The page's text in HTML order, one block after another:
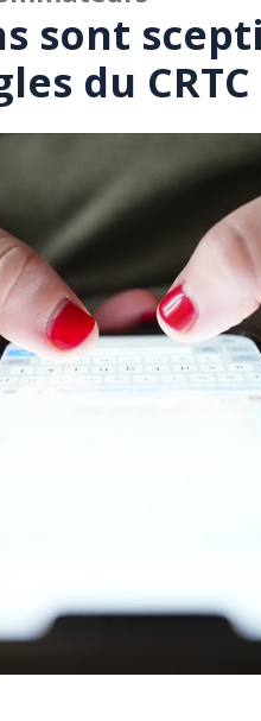
sont
du CRTC